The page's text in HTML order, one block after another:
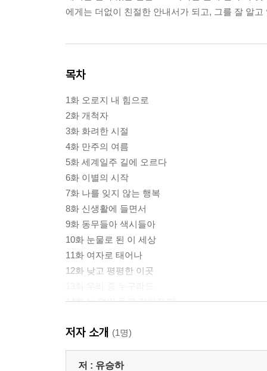
에게는 더없이 친절한 안내서가 되고, 그를 잘 알
목차
1화 오로지 내 힘으로
2화 개척자
3화 화려한 시절
4화 만주의 여름
5화 세계일주 길에 오르다
6화 이별의 시작
7화 나를 잊지 않는 행복
8화 신생활에 들면서
9화 동무들아 색시들아
10화 눈물로 된 이 세상
11화 여자로 태어나
12화 낮고 평평한 이곳
14화 눈 덮인 들판 걸어갈 때
16화 혼자 걷는 내일
작가의 말
저자 소개 (1명)
저 : 유승하